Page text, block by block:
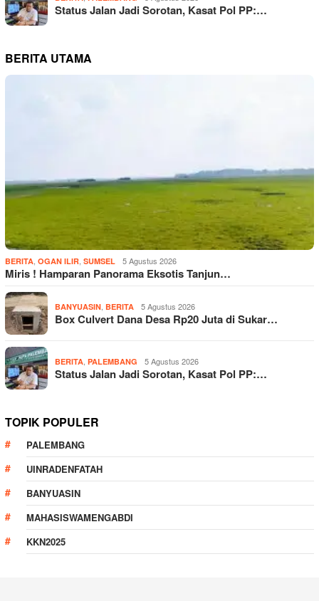
Status Jalan Jadi Sorotan, Kasat Pol PP:…
BERITA UTAMA
BERITA OGAN ILIR SUMSEL 5 Agustus 2026
Miris ! Hamparan Panorama Eksotis Tanjun…
BANYUASIN BERITA 5 Agustus 2026
Box Culvert Dana Desa Rp20 Juta di Sukar…
BERITA PALEMBANG 5 Agustus 2026
Status Jalan Jadi Sorotan, Kasat Pol PP:…
TOPIK POPULER
PALEMBANG
UINRADENFATAH
BANYUASIN
MAHASISWAMENGABDI
KKN2025